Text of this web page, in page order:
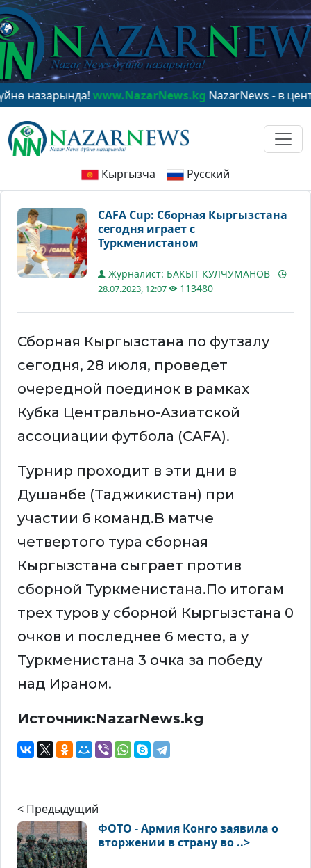
www.NazarNews.kgNazarNews - в центре
Кыргызча Русский
CAFA Cup: Сборная Кыргызстана
сегодня играет с
Туркменистаном
Журналист: БАКЫТ КУЛЧУМАНОВ
28.07.2023, 12:07 113480
Сборная Кыргызстана по футзалу
сегодня, 28 июля, проведет
очередной поединок в рамках
Кубка Центрально-Азиатской
ассоциации футбола (CAFA).
Турнир проходит в эти дни в
Душанбе (Таджикистан) при
участии 6 команд.В матче
четвертого тура сборная
Кыргызстана сыграет против
сборной Туркменистана.По итогам
трех туров у сборной Кыргызстана 0
очков и последнее 6 место, а у
Туркменистана 3 очка за победу
над Ираном.
Источник:NazarNews.kg
< Предыдущий
ФОТО - Армия Конго заявила о
вторжении в страну во ..>